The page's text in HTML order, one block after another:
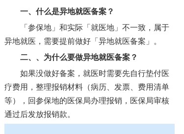
一、什么是异地就医备案？
「参保地」和实际「就医地」不一致，属于
异地就医，需要提前做好「异地就医备案」。
二、 、为什么要做异地就医备案？
如果没做好备案，就医时需要先自行垫付医
疗费用，整理报销材料（病历、发票、费用清单
等），回参保地的医保局办理报销，医保局审核
通过后发放报销款。